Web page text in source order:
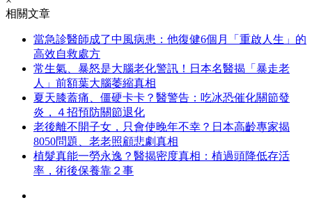
相關文章
當急診醫師成了中風病患：他復健6個月「重啟人生」的
高效自救處方
常生氣、暴怒是大腦老化警訊！日本名醫揭「暴走老
人」前額葉大腦萎縮真相
夏天膝蓋痛、僵硬卡卡？醫警告：吃冰恐催化關節發
炎，４招預防關節退化
老後離不開子女，只會使晚年不幸？日本高齡專家揭
8050問題、老老照顧悲劇真相
植髮真能一勞永逸？醫揭密度真相：植過頭降低存活
率，術後保養靠２事